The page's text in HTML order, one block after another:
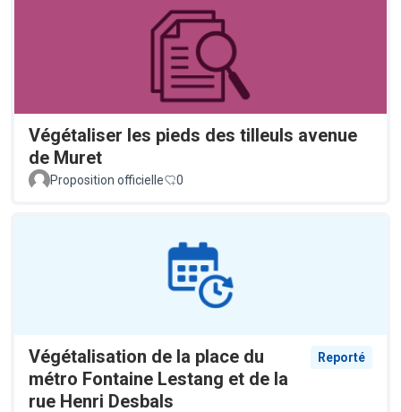
Végétaliser les pieds des tilleuls avenue
de Muret
Proposition officielle 0
Végétalisation de la place du
métro Fontaine Lestang et de la
rue Henri Desbals
Reporté